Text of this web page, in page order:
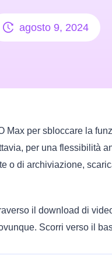
agosto 9, 2024
Max per sbloccare la
per una flessibilità
o di archiviazione,
il download di
Scorri verso il